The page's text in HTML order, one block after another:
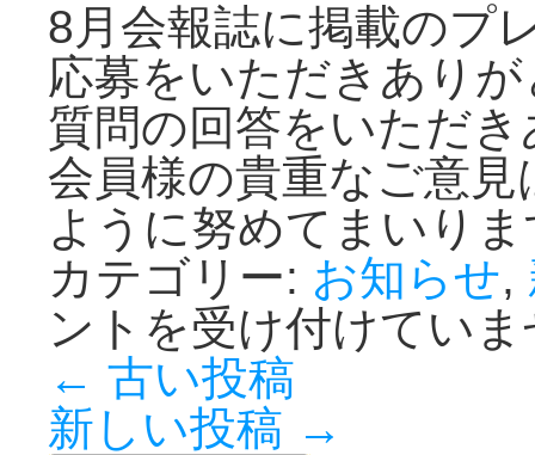
8月会報誌に掲載のプ
応募をいただきあり
質問の回答をいただ
会員様の貴重なご意
ように努めてまいり
カテゴリー: お知らせ,
ントを受け付けてい
← 古い投稿
新しい投稿 →